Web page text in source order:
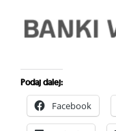
Podaj dalej:
Facebook